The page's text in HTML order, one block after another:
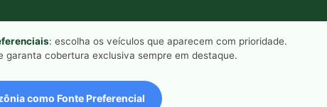
: escolha os veículos que aparecem com prioridade.
garanta cobertura exclusiva sempre em destaque.
como Fonte Preferencial